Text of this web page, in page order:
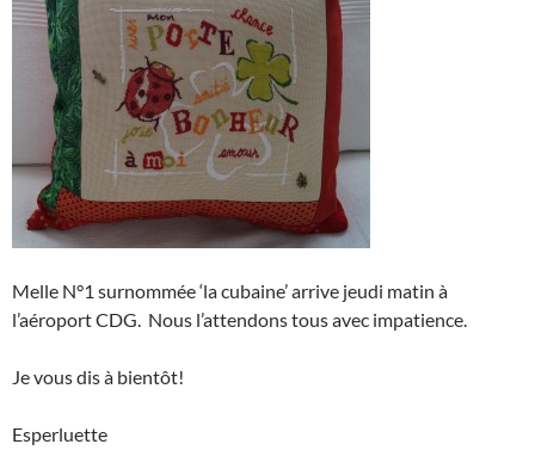
Melle N°1 surnommée ‘la cubaine’ arrive jeudi matin à
l’aéroport CDG. Nous l’attendons tous avec impatience.
Je vous dis à bientôt!
Esperluette